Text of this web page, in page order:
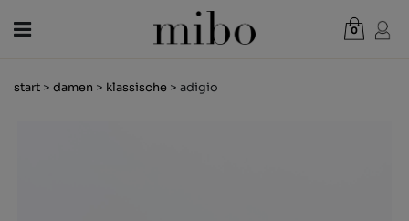
0
WARENKORB ANZEIGEN
start > damen > klassische > adigio